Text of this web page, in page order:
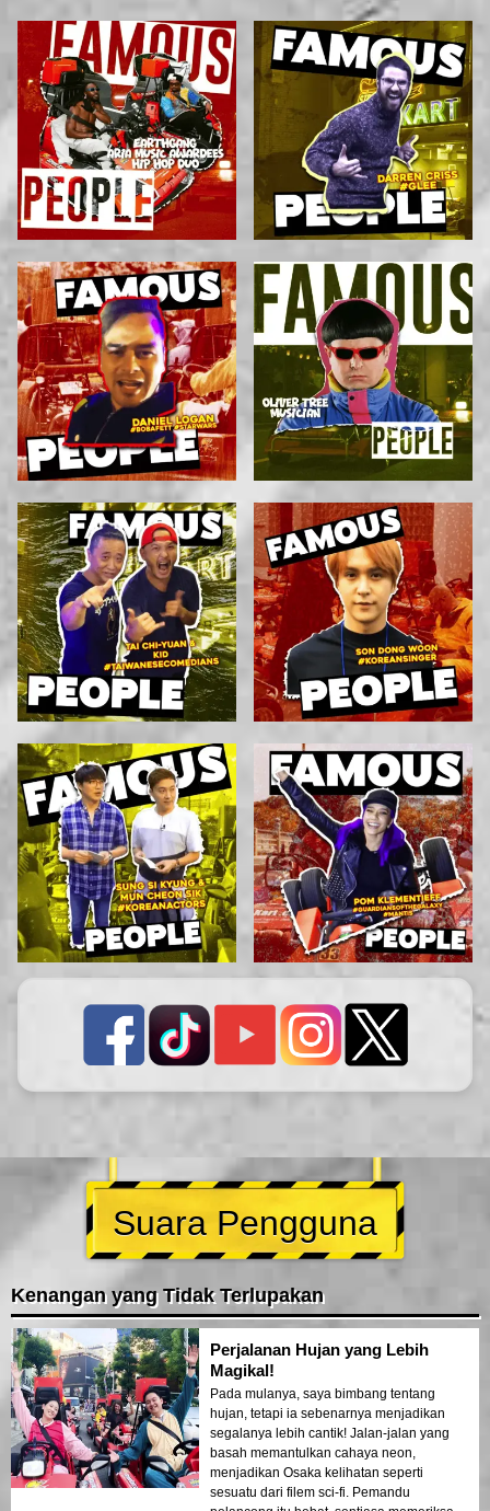
Suara Pengguna
Kenangan yang Tidak Terlupakan
Perjalanan Hujan yang Lebih
Magikal!
Pada mulanya, saya bimbang tentang
hujan, tetapi ia sebenarnya menjadikan
segalanya lebih cantik! Jalan-jalan yang
basah memantulkan cahaya neon,
menjadikan Osaka kelihatan seperti
sesuatu dari filem sci-fi. Pemandu